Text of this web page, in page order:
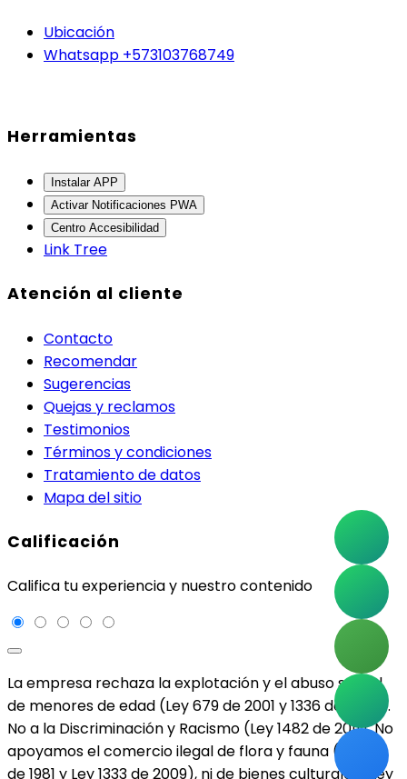
Ubicación
Whatsapp +573103768749
Herramientas
Instalar APP
Activar Notificaciones PWA
Centro Accesibilidad
Link Tree
Atención al cliente
Contacto
Recomendar
Sugerencias
Quejas y reclamos
Testimonios
Términos y condiciones
Tratamiento de datos
Mapa del sitio
Calificación
Califica tu experiencia y nuestro contenido
La empresa rechaza la explotación y el abuso sexual
de menores de edad (Ley 679 de 2001 y 1336 de 2009).
No a la Discriminación y Racismo (Ley 1482 de 2011). No
apoyamos el comercio ilegal de flora y fauna (Ley 17
de 1981 y Ley 1333 de 2009), ni de bienes culturales (Ley